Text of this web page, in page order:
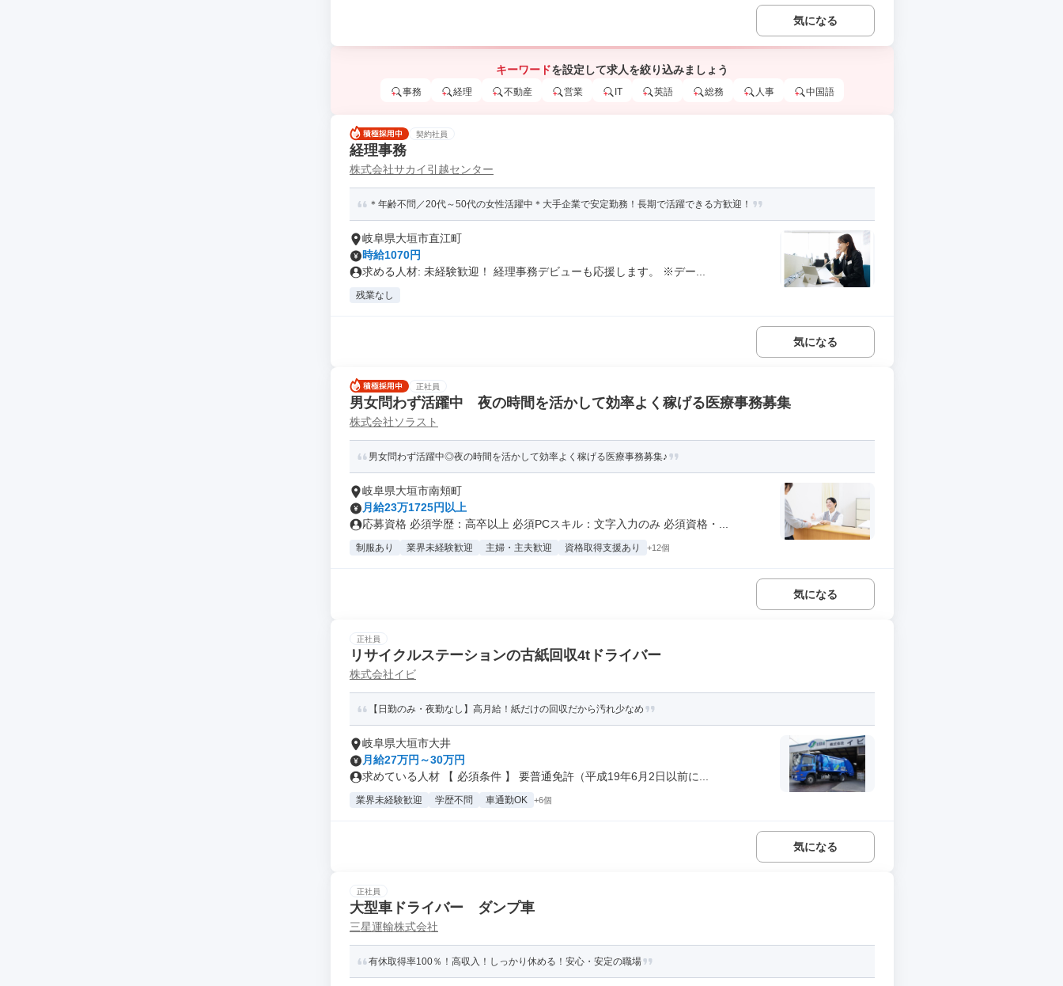
気になる
キーワードを設定して求人を絞り込みましょう
事務 経理 不動産 営業 IT 英語 総務 人事 中国語
契約社員
経理事務
株式会社サカイ引越センター
＊年齢不問／20代～50代の女性活躍中＊大手企業で安定勤務！長期で活躍できる方歓迎！
岐阜県大垣市直江町
時給1070円
求める人材: 未経験歓迎！ 経理事務デビューも応援します。 ※デー...
残業なし
気になる
正社員
男女問わず活躍中 夜の時間を活かして効率よく稼げる医療事務募集
株式会社ソラスト
男女問わず活躍中◎夜の時間を活かして効率よく稼げる医療事務募集♪
岐阜県大垣市南頬町
月給23万1725円以上
応募資格 必須学歴：高卒以上 必須PCスキル：文字入力のみ 必須資格・...
制服あり 業界未経験歓迎 主婦・主夫歓迎 資格取得支援あり +12個
気になる
正社員
リサイクルステーションの古紙回収4tドライバー
株式会社イビ
【日勤のみ・夜勤なし】高月給！紙だけの回収だから汚れ少なめ
岐阜県大垣市大井
月給27万円～30万円
求めている人材 【 必須条件 】 要普通免許（平成19年6月2日以前に...
業界未経験歓迎 学歴不問 車通勤OK +6個
気になる
正社員
大型車ドライバー ダンプ車
三星運輸株式会社
有休取得率100％！高収入！しっかり休める！安心・安定の職場